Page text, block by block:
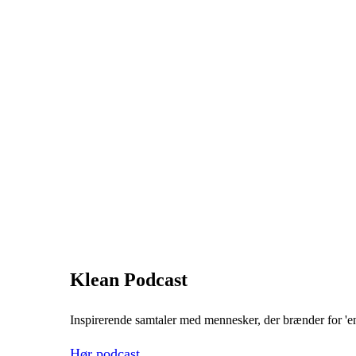
Klean Podcast
Inspirerende samtaler med mennesker, der brænder for